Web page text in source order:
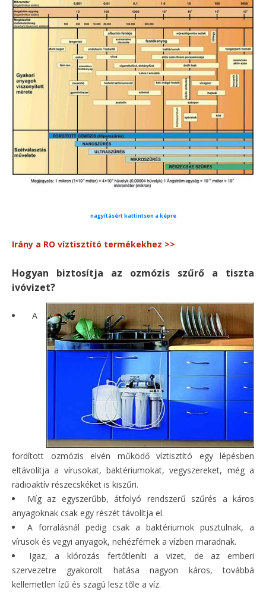
nagyításért kattintson a képre
Irány a RO víztisztító termékekhez >>
Hogyan biztosítja az ozmózis szűrő a tiszta
ivóvizet?
A
fordított ozmózis elvén működő víztisztító egy lépésben
eltávolítja a vírusokat, baktériumokat, vegyszereket, még a
radioaktív részecskéket is kiszűri.
Míg az egyszerűbb, átfolyó rendszerű szűrés a káros
anyagoknak csak egy részét távolítja el.
A forralásnál pedig csak a baktériumok pusztulnak, a
vírusok és vegyi anyagok, nehézfémek a vízben maradnak.
Igaz, a klórozás fertőtleníti a vizet, de az emberi
szervezetre gyakorolt hatása nagyon káros, továbbá
kellemetlen ízű és szagú lesz tőle a víz.